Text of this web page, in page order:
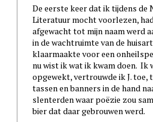
De eerste keer dat ik tijdens de
Literatuur mocht voorlezen,
afgewacht tot mijn naam werd
in de wachtruimte van de
klaarmaakte voor een
nu wist ik wat ik kwam doen. Ik
opgewekt, vertrouwde ik J. toe,
tassen en banners in de hand
slenterden waar poëzie zou
bier dat daar gebrouwen werd.